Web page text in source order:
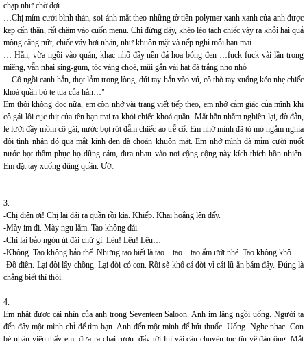
chạp như chờ đợi
…Chị mỉm cưởi bình thản, soi ánh mắt theo những tờ tiền polymer xanh xanh của anh được
kẹp cẩn thận, rất chậm vào cuốn menu. Chị đứng dậy, khéo léo tách chiếc váy ra khỏi hai quả
mông căng nứt, chiếc váy hơi nhăn, như khuôn mặt và nếp nghĩ mỗi ban mai
… Hắn, vừa ngồi vào quán, khạc nhổ đầy nền đá hoa bóng đen …fuck fuck vài lần trong
miệng, vẫn nhai sing-gum, tóc vàng choé, mũi gắn vài hạt đá trắng nho nhỏ
…Cô ngồi cạnh hắn, thọt lỏm trong lòng, dúi tay hắn vào vú, cô thò tay xuống kéo nhẹ chiếc
khoá quần bò te tua của hắn…"
Em thôi không đọc nữa, em còn nhớ vài trang viết tiếp theo, em nhớ cảm giác của mình khi
cô gái lôi cục thịt của tên bạn trai ra khỏi chiếc khoá quần. Mắt hắn nhắm nghiền lại, đờ đẫn,
le lưỡi đầy mồm cô gái, nước bọt rớt đẫm chiếc áo trễ cổ. Em nhớ mình đã tò mò ngắm nghía
đôi tình nhân đó qua mắt kính đen đã choán khuôn mặt. Em nhớ mình đã mỉm cười nuốt
nước bọt thầm phục họ dũng cảm, đưa nhau vào nơi cộng cộng này kích thích hồn nhiên.
Em đặt tay xuống đũng quần. Ướt.
3.
-Chị điên ơi! Chị lại đái ra quần rồi kìa. Khiếp. Khai hoắng lên đấy.
-Mày im đi. Mày ngu lắm. Tao không đái.
-Chị lại bảo ngón út đái chứ gì. Lêu! Lêu! Lêu…
-Không. Tao không bảo thế. Nhưng tao biết là tao…tao…tao ẩm ướt nhé. Tao không khô.
-Đồ điên. Lại đòi lấy chồng. Lại đòi có con. Rồi sẽ khổ cả đời vì cái lũ ăn bám đấy. Đúng là
chẳng biết thì thôi.
4.
Em nhặt được cái nhìn của anh trong Seventeen Saloon. Anh im lặng ngồi uống. Người ta
đến đây một mình chỉ để tìm bạn. Anh đến một mình để hút thuốc. Uống. Nghe nhạc. Con
bé nhân viên thấy em, đưa ra chai rượu, đẩy tới lui vài câu chuyện tục tĩu về đàn ông. Mắt